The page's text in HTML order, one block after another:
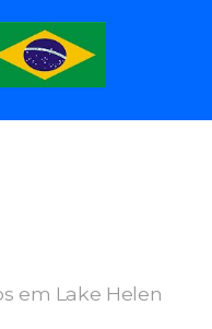
em Lake Helen